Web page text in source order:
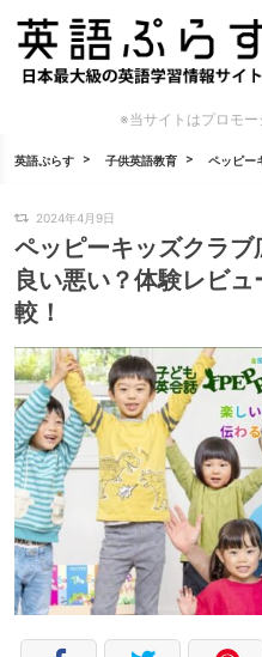
※当サイトはプロモ
英語ぷらす 子供英語教育 ペッピー
2024年4月9日
ペッピーキッズクラ
良い悪い？体験レビ
較！